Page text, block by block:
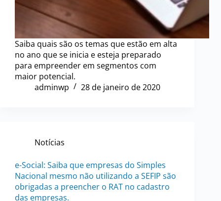
Saiba quais são os temas que estão em alta
no ano que se inicia e esteja preparado
para empreender em segmentos com
maior potencial.
adminwp
28 de janeiro de 2020
Notícias
e-Social: Saiba que empresas do Simples
Nacional mesmo não utilizando a SEFIP são
obrigadas a preencher o RAT no cadastro
das empresas.